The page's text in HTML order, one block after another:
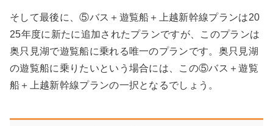
そして最後に、⑤バス＋遊覧船＋上越新幹線プランは20
25年度に新たに追加されたプランですが、このプランは
奥只見湖で遊覧船に乗れる唯一のプランです。奥只見湖
の遊覧船に乗りたいという場合には、この⑤バス＋遊覧
船＋上越新幹線プランの一択となるでしょう。